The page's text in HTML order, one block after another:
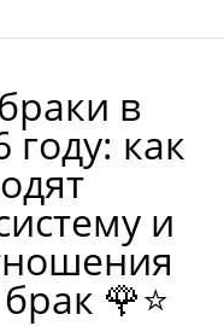
в
году: как
и
🌹⭐